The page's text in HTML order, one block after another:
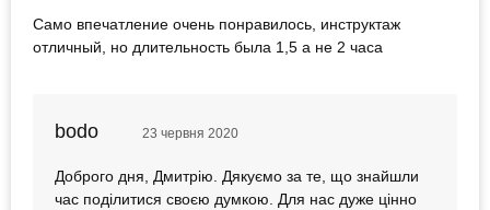
Само впечатление очень понравилось, инструктаж
отличный, но длительность была 1,5 а не 2 часа
bodo 23 червня 2020
Доброго дня, Дмитрію. Дякуємо за те, що знайшли
час поділитися своєю думкою. Для нас дуже цінно